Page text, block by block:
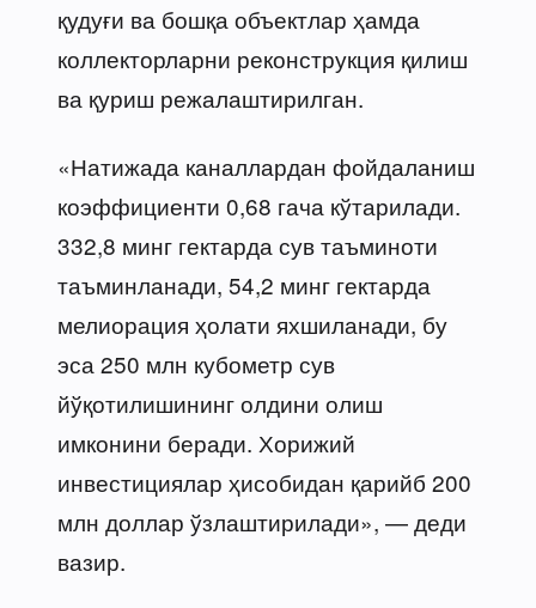
қудуғи ва бошқа объектлар ҳамда
коллекторларни реконструкция қилиш
ва қуриш режалаштирилган.
«Натижада каналлардан фойдаланиш
коэффициенти 0,68 гача кўтарилади.
332,8 минг гектарда сув таъминоти
таъминланади, 54,2 минг гектарда
мелиорация ҳолати яхшиланади, бу
эса 250 млн кубометр сув
йўқотилишининг олдини олиш
имконини беради. Хорижий
инвестициялар ҳисобидан қарийб 200
млн доллар ўзлаштирилади», — деди
вазир.